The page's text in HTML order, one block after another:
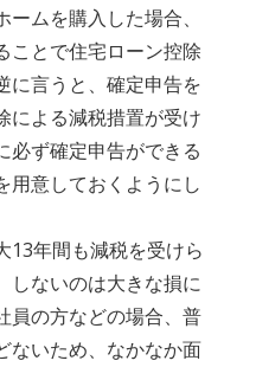
ムを購入した場合、
ことで住宅ローン控除
に言うと、確定申告を
による減税措置が受け
必ず確定申告ができる
用意しておくようにし
13年間も減税を受けら
しないのは大きな損に
員の方などの場合、普
ないため、なかなか面